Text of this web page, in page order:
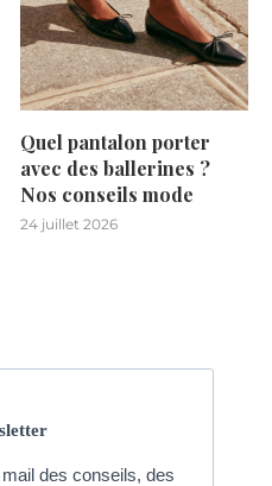
Quel pantalon porter
avec des ballerines ?
Nos conseils mode
24 juillet 2026
des conseils, des